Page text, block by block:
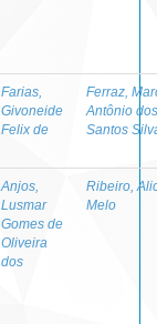
Farias,
Givoneide
Felix de
Ferraz,
Antônio dos
Santos
Anjos,
Lusmar
Gomes de
Oliveira
dos
Ribeiro,
Melo